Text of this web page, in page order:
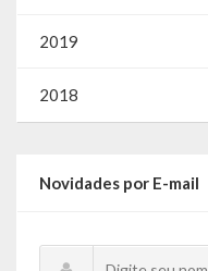
2019
2018
Novidades por E-mail